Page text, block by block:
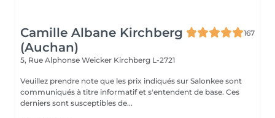
Camille Albane Kirchberg
(Auchan)
167
5, Rue Alphonse Weicker Kirchberg L-2721
Veuillez prendre note que les prix indiqués sur Salonkee sont
communiqués à titre informatif et s'entendent de base. Ces
derniers sont susceptibles de...